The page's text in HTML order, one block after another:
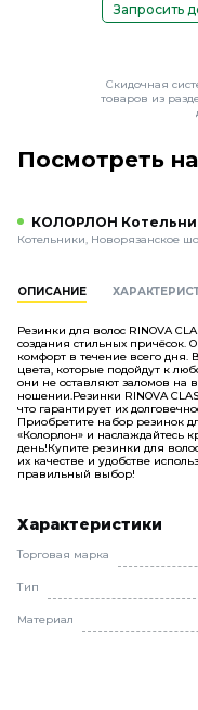
Запросить
Скидочная
товаров из
Посмотреть
КОЛОРЛОН
Котельники, Новорязанское
ОПИСАНИЕ
Резинки для волос RINOVA
создания стильных
комфорт в течение всего дня.
цвета, которые подойдут к
они не оставляют заломов на
ношении.Резинки RINOVA
что гарантирует их
Приобретите набор резинок
«Колорлон» и
день!Купите резинки для
их качестве и удобстве
правильный выбор!
Характеристики
Торговая марка
Тип
Материал